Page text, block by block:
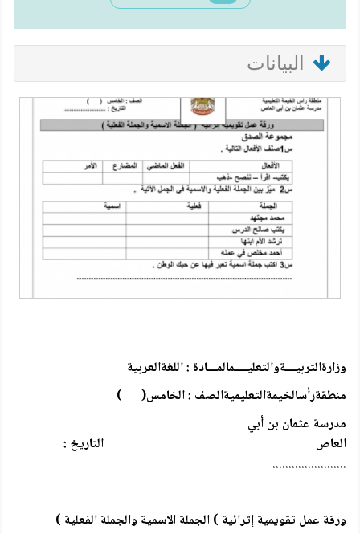
البيانات
وزارةالتربيـــةوالتعليــــمالمـــادة : اللغةالعربية
منطقةرأسالخيمةالتعليميةالصف : الخامس( )
مدرسة عثمان بن أبي
العاص التاريخ :
.......................
ورقة عمل تقويمية إثرائية ) الجملة الاسمية والجملة الفعلية )